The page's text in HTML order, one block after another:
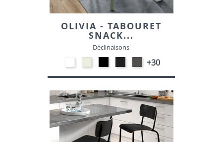
OLIVIA - TABOURET
SNACK...
Déclinaisons
BLANCM391
-
NOIR
M301
Gris
foncé
M372
+30